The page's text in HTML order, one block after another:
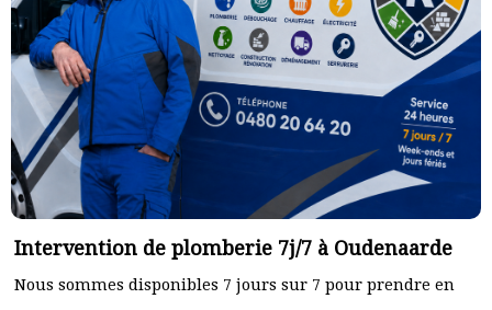
Intervention de plomberie 7j/7 à Oudenaarde
Nous sommes disponibles 7 jours sur 7 pour prendre en